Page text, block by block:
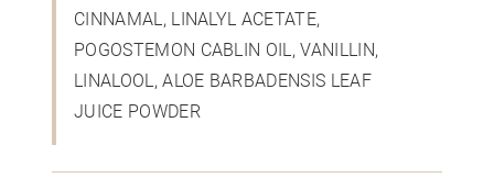
CINNAMAL, LINALYL ACETATE,
POGOSTEMON CABLIN OIL, VANILLIN,
LINALOOL, ALOE BARBADENSIS LEAF
JUICE POWDER